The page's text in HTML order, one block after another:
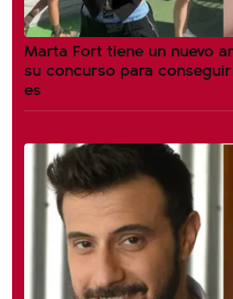
Marta Fort tiene un nuevo
su concurso para
es